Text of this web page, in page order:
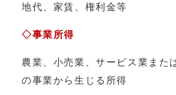
地代、家賃、権利金等
◇事業所得
農業、小売業、サービス業また
の事業から生じる所得